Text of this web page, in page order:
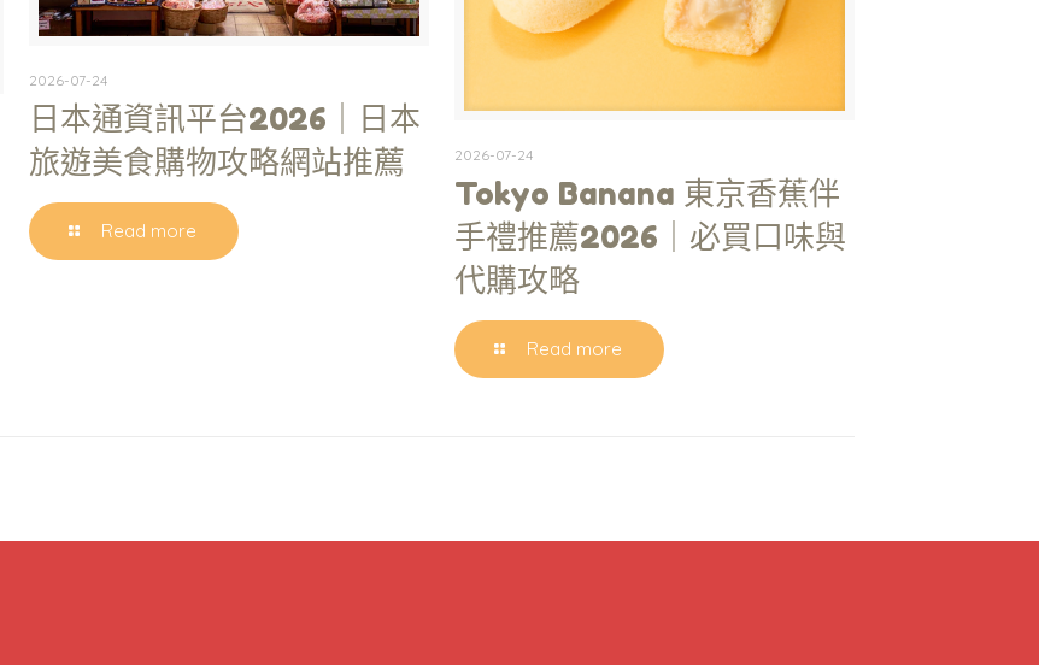
2026-07-24
日本通資訊平台2026｜日本
旅遊美食購物攻略網站推薦
Read more
2026-07-24
Tokyo Banana 東京香蕉伴
手禮推薦2026｜必買口味與
代購攻略
Read more